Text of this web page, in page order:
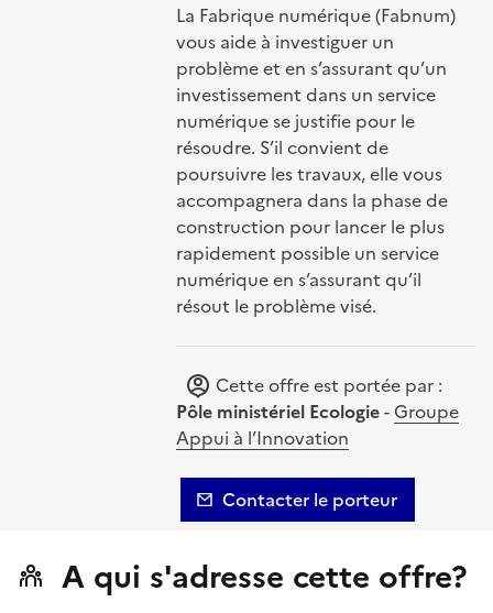
La Fabrique numérique (Fabnum)
vous aide à investiguer un
problème et en s’assurant qu’un
investissement dans un service
numérique se justifie pour le
résoudre. S’il convient de
poursuivre les travaux, elle vous
accompagnera dans la phase de
construction pour lancer le plus
rapidement possible un service
numérique en s’assurant qu’il
résout le problème visé.
Cette offre est portée par :
Pôle ministériel Ecologie-Groupe
Appui à l’Innovation
Contacter le porteur
A qui s'adresse cette offre?